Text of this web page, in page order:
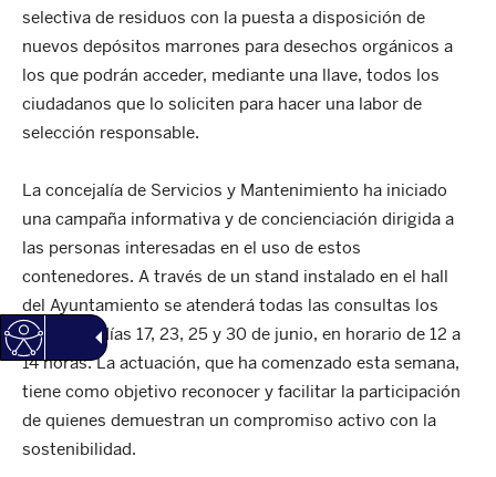
selectiva de residuos con la puesta a disposición de
nuevos depósitos marrones para desechos orgánicos a
los que podrán acceder, mediante una llave, todos los
ciudadanos que lo soliciten para hacer una labor de
selección responsable.
La concejalía de Servicios y Mantenimiento ha iniciado
una campaña informativa y de concienciación dirigida a
las personas interesadas en el uso de estos
contenedores. A través de un stand instalado en el hall
del Ayuntamiento se atenderá todas las consultas los
próximos días 17, 23, 25 y 30 de junio, en horario de 12 a
14 horas. La actuación, que ha comenzado esta semana,
tiene como objetivo reconocer y facilitar la participación
de quienes demuestran un compromiso activo con la
sostenibilidad.